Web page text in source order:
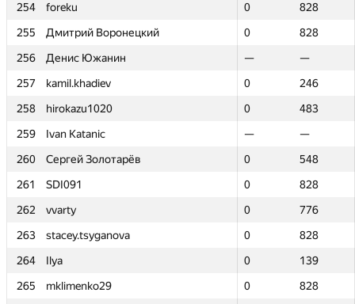
254
foreku 0
828
255
Дмитрий Воронецкий 0
828
256
Денис Южанин —
—
257
kamil.khadiev 0
246
258
hirokazu1020 0
483
259
Ivan Katanic —
—
260
Сергей Золотарёв 0
548
261
SDI091 0
828
262
vvarty 0
776
263
stacey.tsyganova 0
828
264
Ilya 0
139
265
mklimenko29 0
828
254
foreku 0
828
255
Дмитрий Воронецкий 0
828
256
Денис Южанин —
—
257
kamil.khadiev 0
246
258
hirokazu1020 0
483
259
Ivan Katanic —
—
260
Сергей Золотарёв 0
548
261
SDI091 0
828
262
vvarty 0
776
263
stacey.tsyganova 0
828
264
Ilya 0
139
265
mklimenko29 0
828